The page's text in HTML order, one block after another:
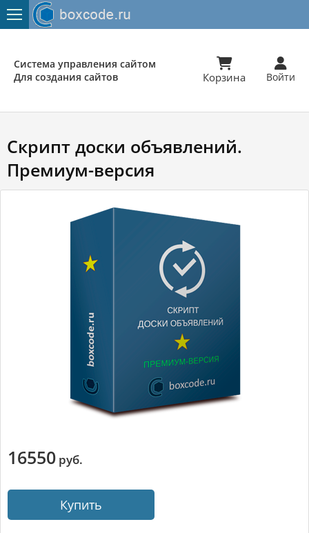
Система управления сайтом
Для создания сайтов

Корзина

Войти
Скрипт доски объявлений.
Премиум-версия
16550 руб.